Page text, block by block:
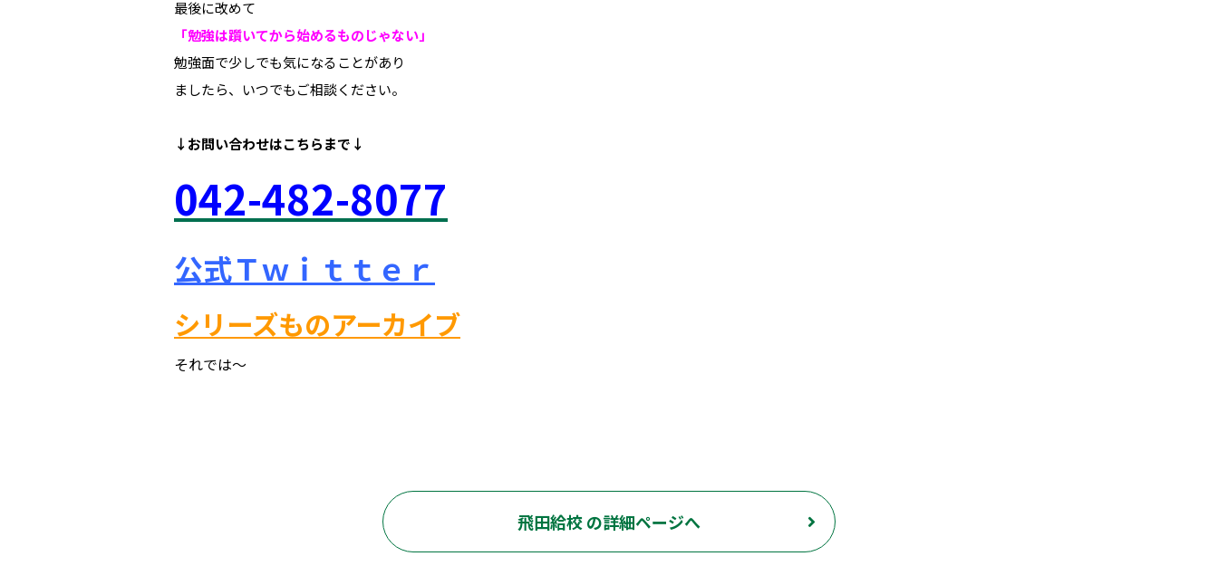
最後に改めて
「勉強は躓いてから始めるものじゃない」
勉強面で少しでも気になることがあり
ましたら、いつでもご相談ください。
↓お問い合わせはこちらまで↓
042-482-8077
公式Ｔｗｉｔｔｅｒ
シリーズものアーカイブ
それでは～
飛田給校 の詳細ページへ